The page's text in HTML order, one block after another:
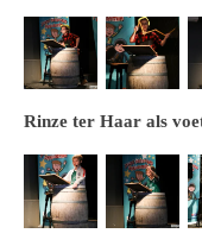
Rinze ter Haar als